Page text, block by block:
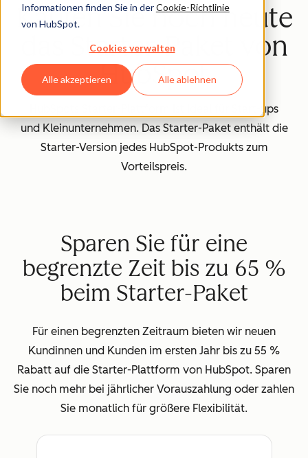
Informationen finden Sie in derCookie-Richtlinie
von HubSpot.
Cookies verwalten
Alle akzeptieren Alle ablehnen
Kaufen Sie noch heute
das Starter-Paket von
HubSpot
HubSpots Starter-Plattform ist ideal für Start-ups
und Kleinunternehmen. Das Starter-Paket enthält die
Starter-Version jedes HubSpot-Produkts zum
Vorteilspreis.
Sparen Sie für eine
begrenzte Zeit bis zu 65 %
beim Starter-Paket
Für einen begrenzten Zeitraum bieten wir neuen
Kundinnen und Kunden im ersten Jahr bis zu 55 %
Rabatt auf die Starter-Plattform von HubSpot. Sparen
Sie noch mehr bei jährlicher Vorauszahlung oder zahlen
Sie monatlich für größere Flexibilität.